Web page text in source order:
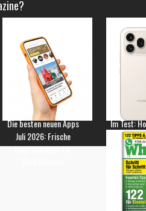
Die besten neuen Apps
Juli 2026: Frische
Empfehlungen für
Im Test: